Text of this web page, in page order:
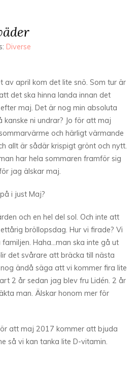
Diverse
av april kom det lite snö. Som tur är
det ska hinna landa innan det
maj. Det är nog min absoluta
ni undrar? Jo för att maj
och härligt värmande
allt är sådär krispigt grönt och nytt.
har hela sommaren framför sig
jag älskar maj.
i just Maj?
och en hel del sol. Och inte att
bröllopsdag. Hur vi firade? Vi
familjen. Haha…man ska inte gå ut
det svårare att bräcka till nästa
ändå säga att vi kommer fira lite
2 år sedan jag blev fru Lidén. 2 år
man. Älskar honom mer för
att maj 2017 kommer att bjuda
så vi kan tanka lite D-vitamin.